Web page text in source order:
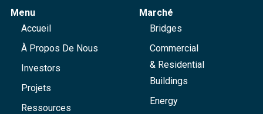
Menu
Accueil
À Propos De Nous
Investors
Projets
Ressources
Marché
Bridges
Commercial
& Residential
Buildings
Energy